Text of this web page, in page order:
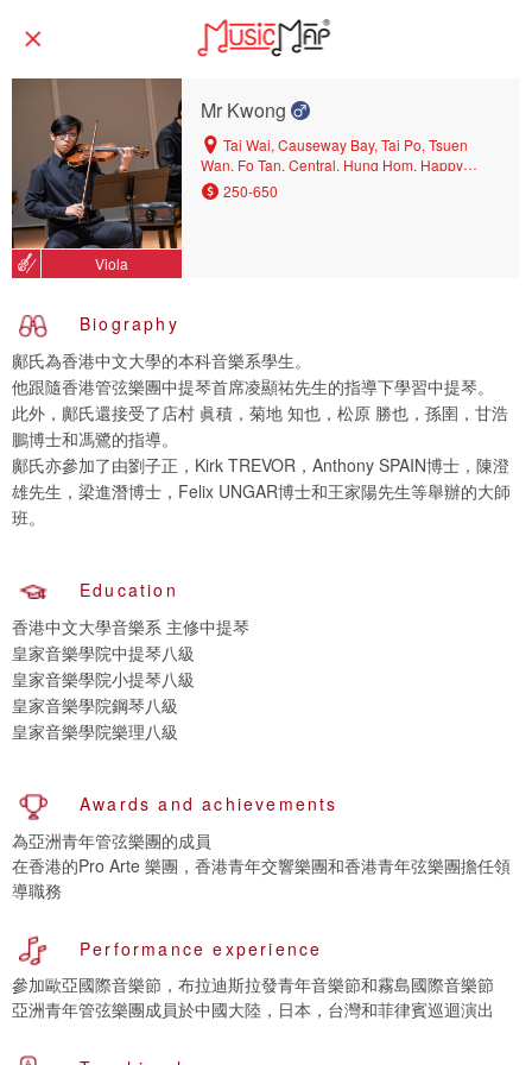
Viola
Mr Kwong
Tai Wai, Causeway Bay, Tai Po, Tsuen
Wan, Fo Tan, Central, Hung Hom, Happy
Valley, Shouson Hill, Kowloon Tong, Ho Man
Tin, West Mid-levels, Shatin, East Mid-levels,
250-650
Biography
鄺氏為香港中文大學的本科音樂系學生。
他跟隨香港管弦樂團中提琴首席凌顯祐先生的指導下學習中提琴。
此外，鄺氏還接受了店村 眞積，菊地 知也，松原 勝也，孫圉，甘浩
鵬博士和馮鷺的指導。
鄺氏亦參加了由劉子正，Kirk TREVOR，Anthony SPAIN博士，陳澄
雄先生，梁進潛博士，Felix UNGAR博士和王家陽先生等舉辦的大師
班。
Education
香港中文大學音樂系 主修中提琴
皇家音樂學院中提琴八級
皇家音樂學院小提琴八級
皇家音樂學院鋼琴八級
皇家音樂學院樂理八級
Awards and achievements
為亞洲青年管弦樂團的成員
在香港的Pro Arte 樂團，香港青年交響樂團和香港青年弦樂團擔任領
導職務
Performance experience
參加歐亞國際音樂節，布拉迪斯拉發青年音樂節和霧島國際音樂節
亞洲青年管弦樂團成員於中國大陸，日本，台灣和菲律賓巡迴演出